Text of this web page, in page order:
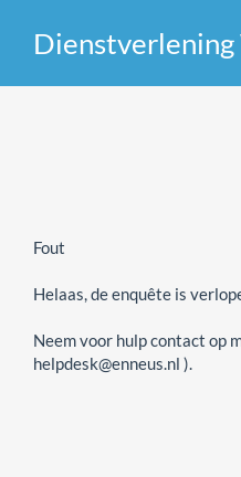
Fout
Helaas, de enquête is
Neem voor hulp contact op
helpdesk@enneus.nl ).